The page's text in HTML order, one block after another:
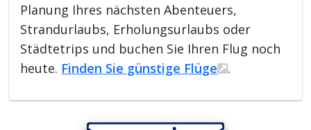
Planung Ihres nächsten Abenteuers,
Strandurlaubs, Erholungsurlaubs oder
Städtetrips und buchen Sie Ihren Flug noch
heute. Finden Sie günstige Flüge .